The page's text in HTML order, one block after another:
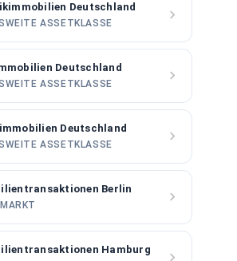
Deutschland
ASSETKLASSE
Deutschland
ASSETKLASSE
Deutschland
ASSETKLASSE
Berlin
Hamburg